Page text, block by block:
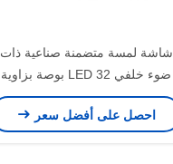
شاشة لمسة متضمنة صناعية ذات
ضوء خلفي LED 32 بوصة بزاوية
عرض 178 درجة
احصل على أفضل سعر